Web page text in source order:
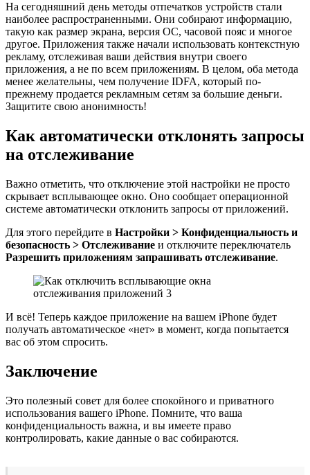
На сегодняшний день методы отпечатков устройств стали
наиболее распространенными. Они собирают информацию,
такую как размер экрана, версия ОС, часовой пояс и многое
другое. Приложения также начали использовать контекстную
рекламу, отслеживая ваши действия внутри своего
приложения, а не по всем приложениям. В целом, оба метода
менее желательны, чем получение IDFA, который по-
прежнему продается рекламным сетям за большие деньги.
Защитите свою анонимность!
Как автоматически отклонять запросы
на отслеживание
Важно отметить, что отключение этой настройки не просто
скрывает всплывающее окно. Оно сообщает операционной
системе автоматически отклонить запросы от приложений.
Для этого перейдите в Настройки > Конфиденциальность и
безопасность > Отслеживание и отключите переключатель
Разрешить приложениям запрашивать отслеживание.
И всё! Теперь каждое приложение на вашем iPhone будет
получать автоматическое «нет» в момент, когда попытается
вас об этом спросить.
Заключение
Это полезный совет для более спокойного и приватного
использования вашего iPhone. Помните, что ваша
конфиденциальность важна, и вы имеете право
контролировать, какие данные о вас собираются.